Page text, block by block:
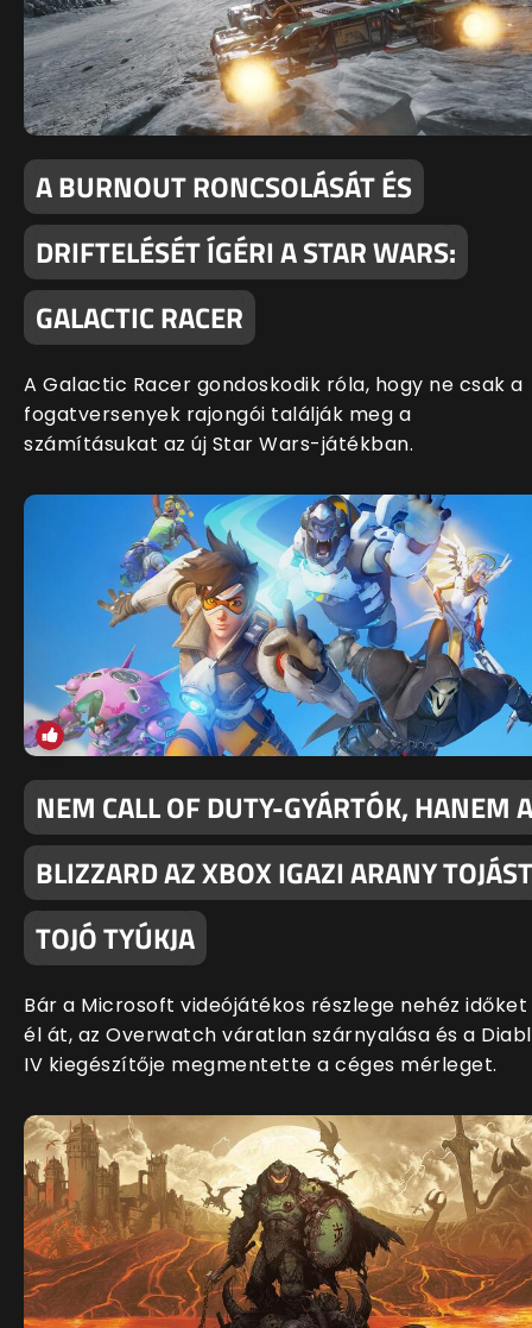
A BURNOUT RONCSOLÁSÁT ÉS
DRIFTELÉSÉT ÍGÉRI A STAR WARS:
GALACTIC RACER
A Galactic Racer gondoskodik róla, hogy ne csak a
fogatversenyek rajongói találják meg a
számításukat az új Star Wars-játékban.
NEM CALL OF DUTY-GYÁRTÓK, HANEM A
BLIZZARD AZ XBOX IGAZI ARANY TOJÁST
TOJÓ TYÚKJA
Bár a Microsoft videójátékos részlege nehéz időket
él át, az Overwatch váratlan szárnyalása és a
IV kiegészítője megmentette a céges mérleget.